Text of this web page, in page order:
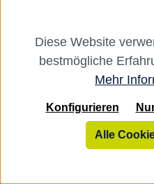
Rabatt
%
Diese Website
bestmögliche
Mehr
Konfigurieren
Alle